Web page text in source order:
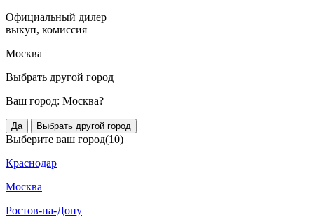
Официальный дилер
выкуп, комиссия
Москва
Выбрать другой город
Ваш город: Москва?
Да Выбрать другой город
Выберите ваш город(10)
Краснодар
Москва
Ростов-на-Дону